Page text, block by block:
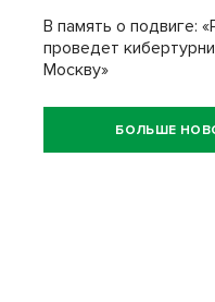
В память о подвиге:
проведет
Москву»
БОЛЬШЕ